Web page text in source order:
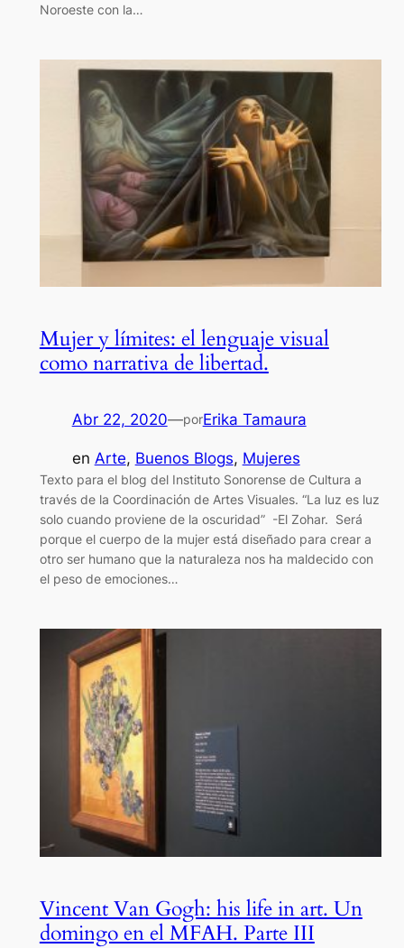
Noroeste con la…
Mujer y límites: el lenguaje visual
como narrativa de libertad.
Abr 22, 2020—porErika Tamaura
en Arte, Buenos Blogs, Mujeres
Texto para el blog del Instituto Sonorense de Cultura a
través de la Coordinación de Artes Visuales. “La luz es luz
solo cuando proviene de la oscuridad” -El Zohar. Será
porque el cuerpo de la mujer está diseñado para crear a
otro ser humano que la naturaleza nos ha maldecido con
el peso de emociones…
Vincent Van Gogh: his life in art. Un
domingo en el MFAH. Parte III